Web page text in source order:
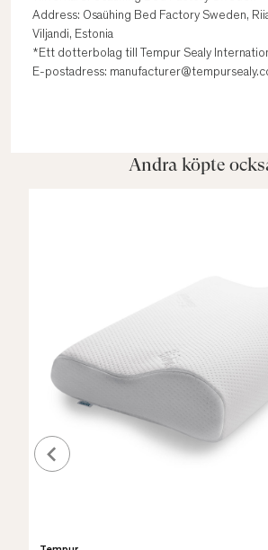
Address: Osaühing Bed Factory Sweden,
Viljandi, Estonia
*Ett dotterbolag till Tempur Sealy
E-postadress:
Andra köpte